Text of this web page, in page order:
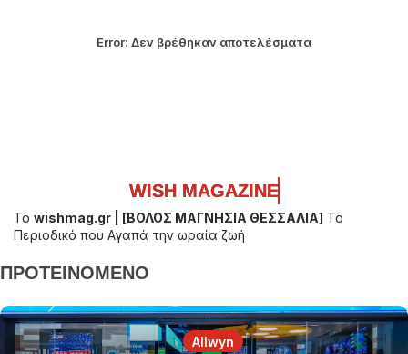
Error: Δεν βρέθηκαν αποτελέσματα
WISH MAGAZINE
WISH MAGAZINE
WISH MAGAZINE
Το wishmag.gr | [ΒΟΛΟΣ ΜΑΓΝΗΣΙΑ ΘΕΣΣΑΛΙΑ] Το
Περιοδικό που Αγαπά την ωραία ζωή
ΠΡΟΤΕΙΝΟΜΕΝΟ
Allwyn